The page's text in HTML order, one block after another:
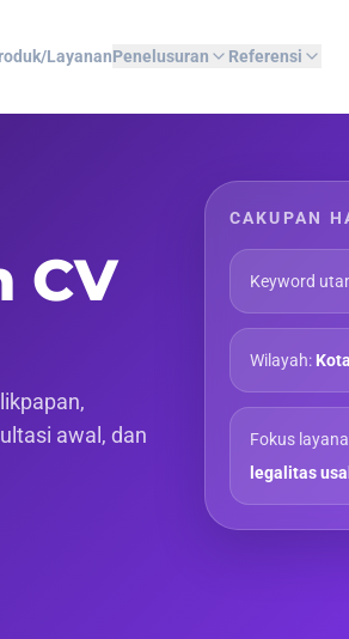
LayananPenelusuran Referensi
CV
awal, dan
CAKUPAN
Keyword
Wilayah:
Fokus
legalitas